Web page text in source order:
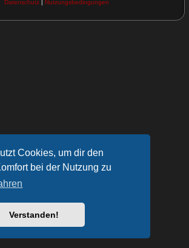
Cookies, um dir den
bei der Nutzung zu
Verstanden!
Datenschutz| Nutzungsbedingungen